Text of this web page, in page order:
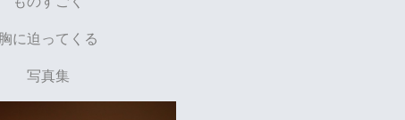
に迫ってくる
写真集